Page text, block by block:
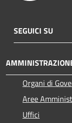
SEGUICI SU
Organi di
Aree
Uffici